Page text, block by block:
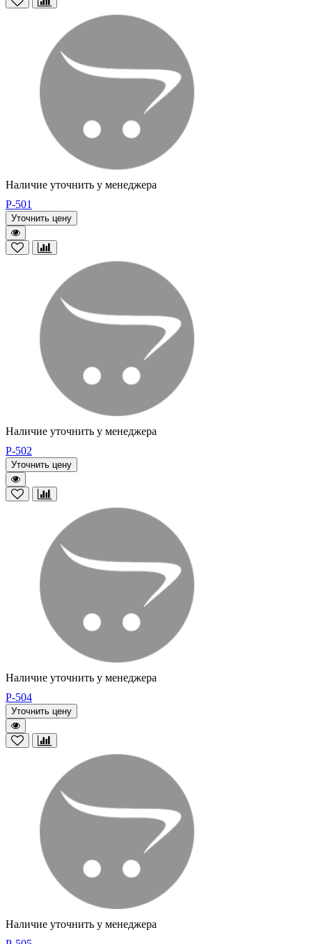
Наличие уточнить у менеджера
P-501
Уточнить цену
Наличие уточнить у менеджера
P-502
Уточнить цену
Наличие уточнить у менеджера
P-504
Уточнить цену
Наличие уточнить у менеджера